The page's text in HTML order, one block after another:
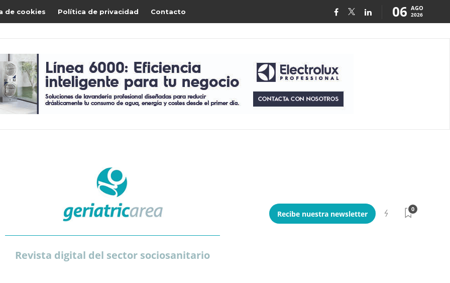
de cookies Política de privacidad Contacto 06 AGO
2026
Revista digital del sector sociosanitario
Recibe nuestra newsletter
0